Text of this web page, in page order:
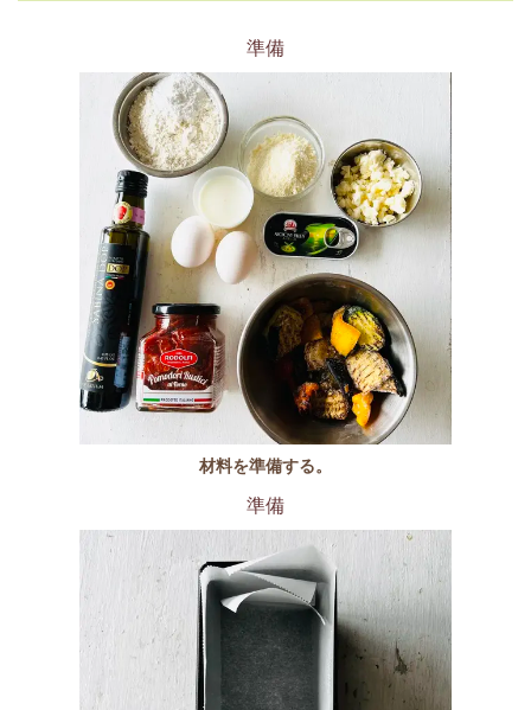
準備
材料を準備する。
準備